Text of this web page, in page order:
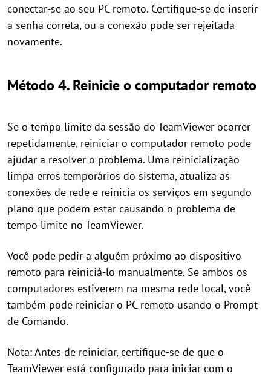
conectar-se ao seu PC remoto. Certifique-se de inserir
a senha correta, ou a conexão pode ser rejeitada
novamente.
Método 4. Reinicie o computador remoto
Se o tempo limite da sessão do TeamViewer ocorrer
repetidamente, reiniciar o computador remoto pode
ajudar a resolver o problema. Uma reinicialização
limpa erros temporários do sistema, atualiza as
conexões de rede e reinicia os serviços em segundo
plano que podem estar causando o problema de
tempo limite no TeamViewer.
Você pode pedir a alguém próximo ao dispositivo
remoto para reiniciá-lo manualmente. Se ambos os
computadores estiverem na mesma rede local, você
também pode reiniciar o PC remoto usando o Prompt
de Comando.
Nota: Antes de reiniciar, certifique-se de que o
TeamViewer está configurado para iniciar com o